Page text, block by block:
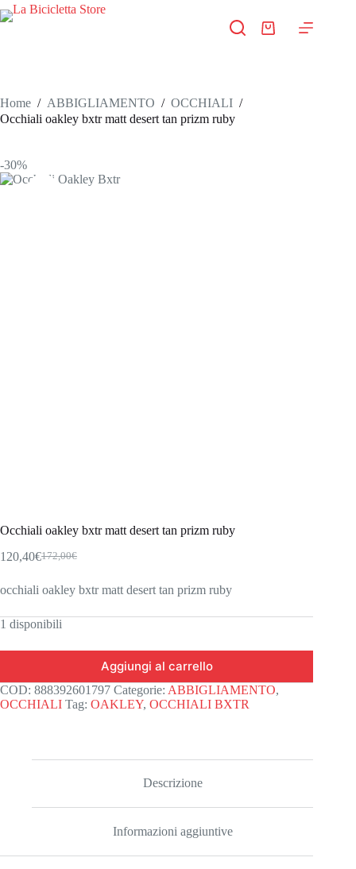
Salta
al
Carrello
Home / ABBIGLIAMENTO / OCCHIALI /
Occhiali oakley bxtr matt desert tan prizm ruby
-30%
Occhiali oakley bxtr matt desert tan prizm ruby
172,00€
Il
originale
172,00€.
120,40€Il
attuale
120,40€.
occhiali oakley bxtr matt desert tan prizm ruby
1 disponibili
Aggiungi al carrello
COD: 888392601797 Categorie: ABBIGLIAMENTO,
OCCHIALI Tag: OAKLEY, OCCHIALI BXTR
Descrizione
Informazioni aggiuntive